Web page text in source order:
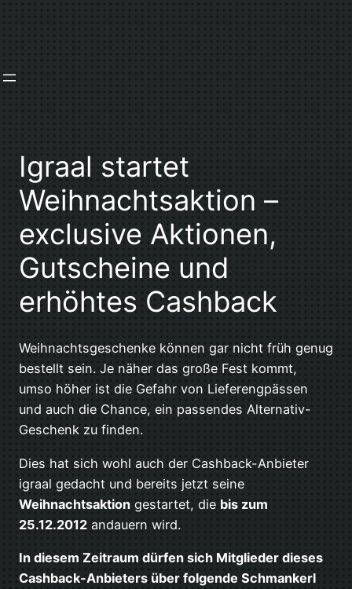
Igraal startet
Weihnachtsaktion –
exclusive Aktionen,
Gutscheine und
erhöhtes Cashback
Weihnachtsgeschenke können gar nicht früh genug
bestellt sein. Je näher das große Fest kommt,
umso höher ist die Gefahr von Lieferengpässen
und auch die Chance, ein passendes Alternativ-
Geschenk zu finden.
Dies hat sich wohl auch der Cashback-Anbieter
igraal gedacht und bereits jetzt seine
Weihnachtsaktion gestartet, die bis zum
25.12.2012 andauern wird.
In diesem Zeitraum dürfen sich Mitglieder dieses
Cashback-Anbieters über folgende Schmankerl